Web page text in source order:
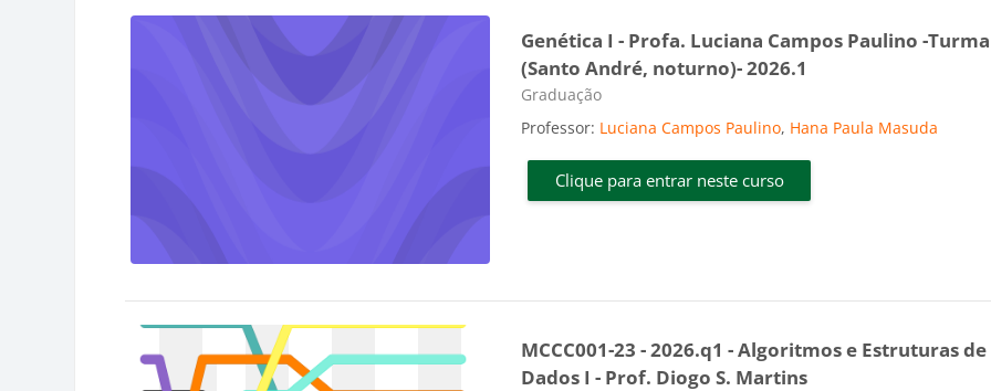
Genética I - Profa. Luciana Campos Paulino -
(Santo André, noturno)- 2026.1
Categoria do curso
Graduação
Professor: Luciana Campos Paulino, Hana Paula Masuda
Clique para entrar neste curso
MCCC001-23 - 2026.q1 - Algoritmos e Estruturas de
Dados I - Prof. Diogo S. Martins